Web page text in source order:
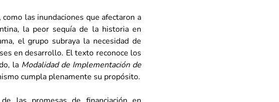
las inundaciones que afectaron a
la peor sequía de la historia en
el grupo subraya la necesidad de
en desarrollo. El texto reconoce los
la Modalidad de Implementación de
cumpla plenamente su propósito.